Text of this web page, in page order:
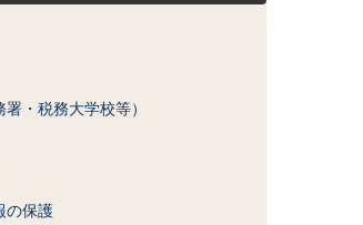
・税務大学校等）
の保護